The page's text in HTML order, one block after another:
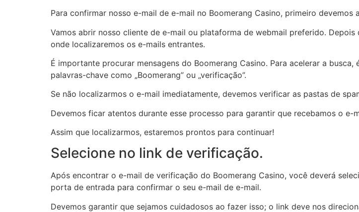
Para confirmar nosso e-mail de e-mail no Boomerang Casino, primeiro devemos
Vamos abrir nosso cliente de e-mail ou plataforma de webmail preferido.
onde localizaremos os e-mails entrantes.
É importante procurar mensagens do Boomerang Casino. Para acelerar a
palavras-chave como „Boomerang” ou „verificação”.
Se não localizarmos o e-mail imediatamente, devemos verificar as pastas de
Devemos ficar atentos durante esse processo para garantir que recebamos o e-
Assim que localizarmos, estaremos prontos para continuar!
Selecione no link de verificação.
Após encontrar o e-mail de verificação do Boomerang Casino, você deverá
porta de entrada para confirmar o seu e-mail de e-mail.
Devemos garantir que sejamos cuidadosos ao fazer isso; o link deve nos